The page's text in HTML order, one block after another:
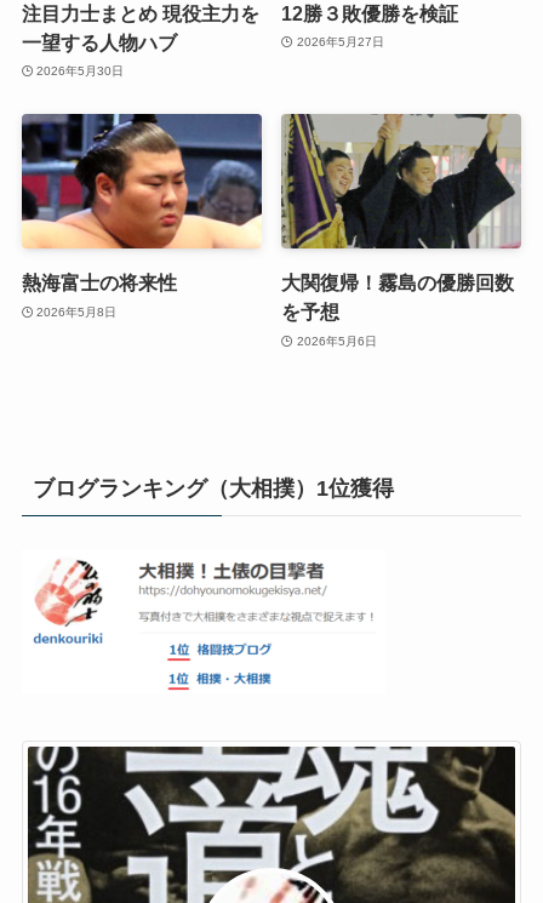
注目力士まとめ 現役主力を
一望する人物ハブ
2026年5月30日
12勝３敗優勝を検証
2026年5月27日
熱海富士の将来性
2026年5月8日
大関復帰！霧島の優勝回数
を予想
2026年5月6日
ブログランキング（大相撲）1位獲得